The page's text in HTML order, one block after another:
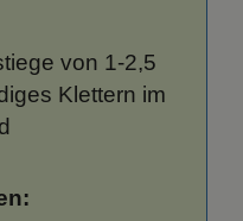
von 1-2,5
Klettern im